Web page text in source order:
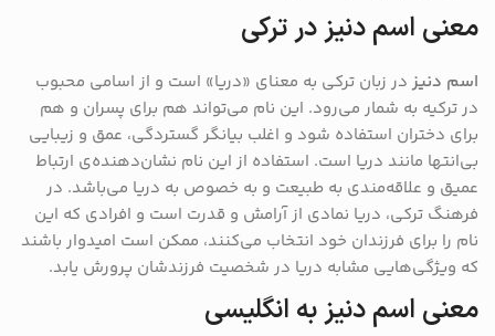
معنی اسم دنیز در ترکی
اسم دنیز در زبان ترکی به معنای «دریا» است و از اسامی محبوب
در ترکیه به شمار می‌رود. این نام می‌تواند هم برای پسران و هم
برای دختران استفاده شود و اغلب بیانگر گستردگی، عمق و زیبایی
بی‌انتها مانند دریا است. استفاده از این نام نشان‌دهنده‌ی ارتباط
عمیق و علاقه‌مندی به طبیعت و به خصوص به دریا می‌باشد. در
فرهنگ ترکی، دریا نمادی از آرامش و قدرت است و افرادی که این
نام را برای فرزندان خود انتخاب می‌کنند، ممکن است امیدوار باشند
که ویژگی‌هایی مشابه دریا در شخصیت فرزندشان پرورش یابد.
معنی اسم دنیز به انگلیسی